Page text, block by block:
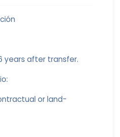
years after transfer.
or land-